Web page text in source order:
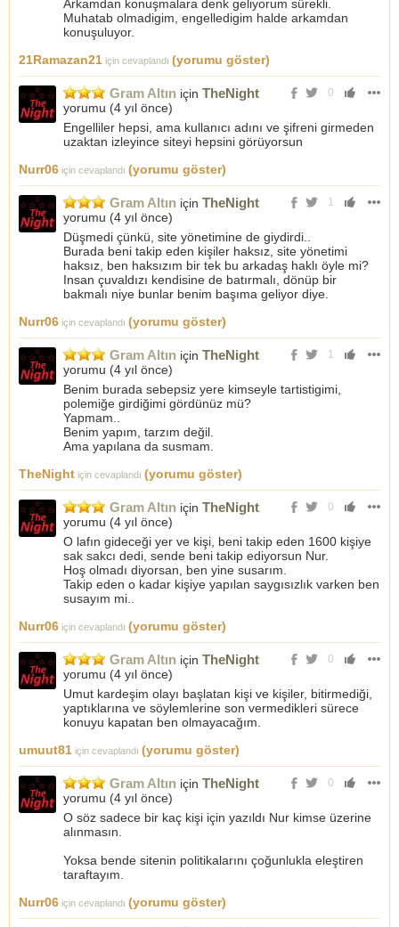
Dolar 13.10 üzerinde 14.60 hedefli devam ediyor.
838 seviyesi geldiğinde ben ve takipcilerim sat izle moduna
(13 Aralık 2021 tarihinde Gram altın ve dolar beklentim
gerçekleşmiş ve satılmıştır)
Not: Sevgili dostlarım; Ben viop(vadeli işlem piyasasında) işlem
yapıyorum. Benim makas aralığım 1 tl dir. Viop ta kazançta
zararda ciddi olur. Lütfen sizler kaldıraçlı yatırımlara girmeyiniz!
Arkamdan konuşmalara denk geliyorum sürekli.
Muhatab olmadigim, engelledigim halde arkamdan
konuşuluyor.
21Ramazan21 için cevaplandı (yorumu göster)
0
Gram Altın için TheNight
yorumu (4 yıl önce)
Engelliler hepsi, ama kullanıcı adını ve şifreni girmeden
uzaktan izleyince siteyi hepsini görüyorsun
Nurr06 için cevaplandı (yorumu göster)
1
Gram Altın için TheNight
yorumu (4 yıl önce)
Düşmedi çünkü, site yönetimine de giydirdi..
Burada beni takip eden kişiler haksız, site yönetimi
haksız, ben haksızım bir tek bu arkadaş haklı öyle mi?
Insan çuvaldızı kendisine de batırmalı, dönüp bir
bakmalı niye bunlar benim başıma geliyor diye.
Nurr06 için cevaplandı (yorumu göster)
1
Gram Altın için TheNight
yorumu (4 yıl önce)
Benim burada sebepsiz yere kimseyle tartistigimi,
polemiğe girdiğimi gördünüz mü?
Yapmam..
Benim yapım, tarzım değil.
Ama yapılana da susmam.
TheNight için cevaplandı (yorumu göster)
0
Gram Altın için TheNight
yorumu (4 yıl önce)
O lafın gideceği yer ve kişi, beni takip eden 1600 kişiye
sak sakcı dedi, sende beni takip ediyorsun Nur.
Hoş olmadı diyorsan, ben yine susarım.
Takip eden o kadar kişiye yapılan saygısızlık varken ben
susayım mi..
Nurr06 için cevaplandı (yorumu göster)
0
Gram Altın için TheNight
yorumu (4 yıl önce)
Umut kardeşim olayı başlatan kişi ve kişiler, bitirmediği,
yaptıklarına ve söylemlerine son vermedikleri sürece
konuyu kapatan ben olmayacağım.
umuut81 için cevaplandı (yorumu göster)
0
Gram Altın için TheNight
yorumu (4 yıl önce)
O söz sadece bir kaç kişi için yazıldı Nur kimse üzerine
alınmasın.
Yoksa bende sitenin politikalarını çoğunlukla eleştiren
taraftayım.
Nurr06 için cevaplandı (yorumu göster)